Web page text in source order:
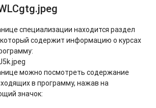
специализации находится раздел
который содержит информацию о курсах
можно посмотреть содержание
в программу, нажав на
значок: